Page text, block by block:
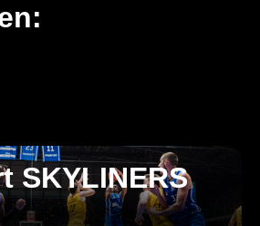
SKYLINERS